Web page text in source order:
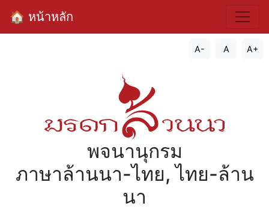
🏠 หน้าหลัก
A- A A+
พจนานุกรม
ภาษาล้านนา-ไทย, ไทย-ล้าน
นา